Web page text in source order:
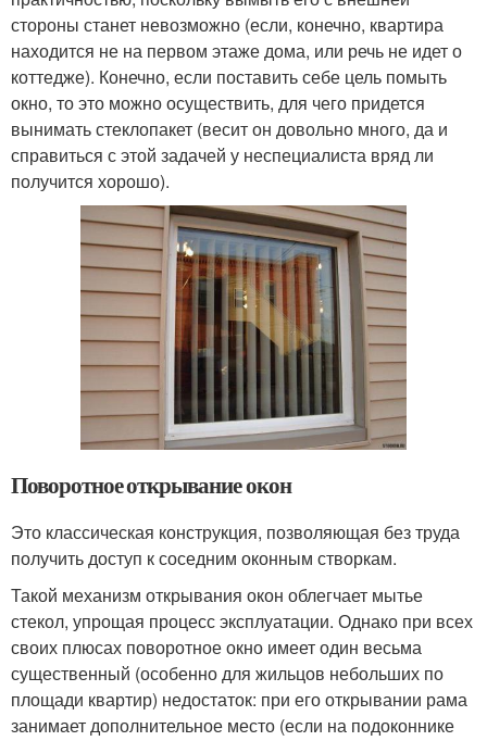
стороны станет невозможно (если, конечно, квартира
находится не на первом этаже дома, или речь не идет о
коттедже). Конечно, если поставить себе цель помыть
окно, то это можно осуществить, для чего придется
вынимать стеклопакет (весит он довольно много, да и
справиться с этой задачей у неспециалиста вряд ли
получится хорошо).
Поворотное открывание окон
Это классическая конструкция, позволяющая без труда
получить доступ к соседним оконным створкам.
Такой механизм открывания окон облегчает мытье
стекол, упрощая процесс эксплуатации. Однако при всех
своих плюсах поворотное окно имеет один весьма
существенный (особенно для жильцов небольших по
площади квартир) недостаток: при его открывании рама
занимает дополнительное место (если на подоконнике